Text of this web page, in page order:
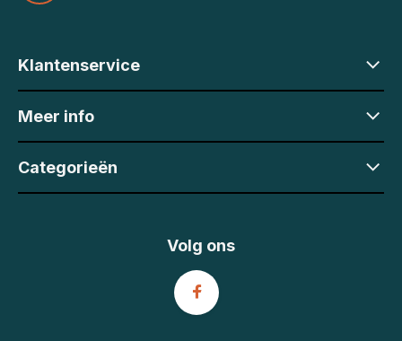
Klantenservice
Meer info
Categorieën
Volg ons